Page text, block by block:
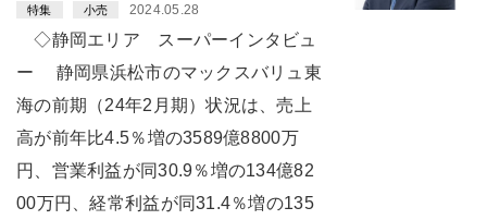
特集 小売 2024.05.28
◇静岡エリア スーパーインタビュ
ー 静岡県浜松市のマックスバリュ東
海の前期（24年2月期）状況は、売上
高が前年比4.5％増の3589億8800万
円、営業利益が同30.9％増の134億82
00万円、経常利益が同31.4％増の135